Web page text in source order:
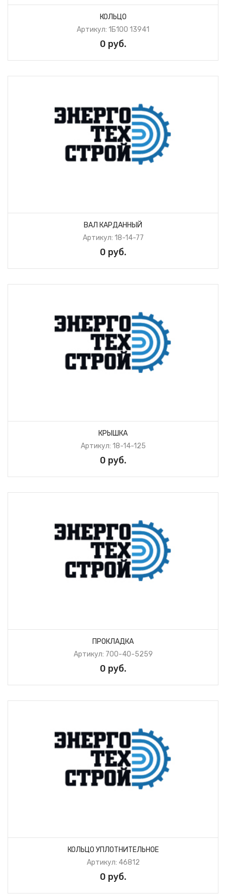
КОЛЬЦО
Артикул: 1Б100 13941
0 руб.
ВАЛ КАРДАННЫЙ
Артикул: 18-14-77
0 руб.
КРЫШКА
Артикул: 18-14-125
0 руб.
ПРОКЛАДКА
Артикул: 700-40-5259
0 руб.
КОЛЬЦО УПЛОТНИТЕЛЬНОЕ
Артикул: 46812
0 руб.